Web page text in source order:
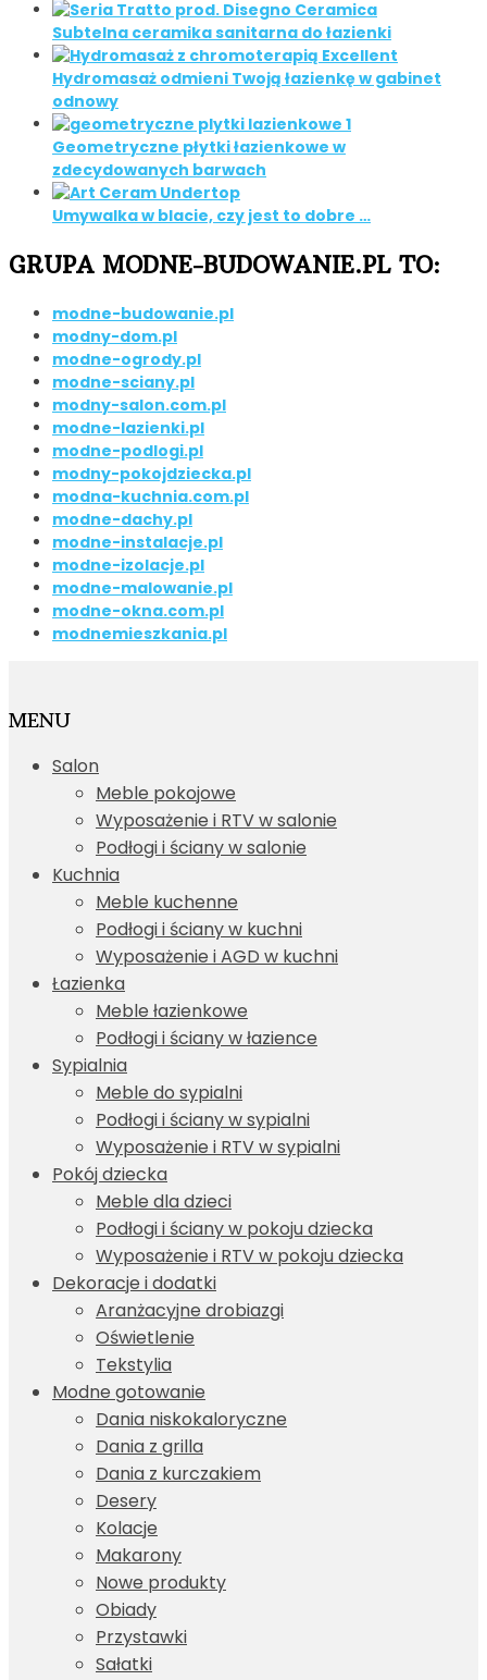
Subtelna ceramika sanitarna do łazienki
Hydromasaż odmieni Twoją łazienkę w gabinet
odnowy
Geometryczne płytki łazienkowe w
zdecydowanych barwach
Umywalka w blacie, czy jest to dobre …
GRUPA MODNE-BUDOWANIE.PL TO:
modne-budowanie.pl
modny-dom.pl
modne-ogrody.pl
modne-sciany.pl
modny-salon.com.pl
modne-lazienki.pl
modne-podlogi.pl
modny-pokojdziecka.pl
modna-kuchnia.com.pl
modne-dachy.pl
modne-instalacje.pl
modne-izolacje.pl
modne-malowanie.pl
modne-okna.com.pl
modnemieszkania.pl
MENU
Salon
Meble pokojowe
Wyposażenie i RTV w salonie
Podłogi i ściany w salonie
Kuchnia
Meble kuchenne
Podłogi i ściany w kuchni
Wyposażenie i AGD w kuchni
Łazienka
Meble łazienkowe
Podłogi i ściany w łazience
Sypialnia
Meble do sypialni
Podłogi i ściany w sypialni
Wyposażenie i RTV w sypialni
Pokój dziecka
Meble dla dzieci
Podłogi i ściany w pokoju dziecka
Wyposażenie i RTV w pokoju dziecka
Dekoracje i dodatki
Aranżacyjne drobiazgi
Oświetlenie
Tekstylia
Modne gotowanie
Dania niskokaloryczne
Dania z grilla
Dania z kurczakiem
Desery
Kolacje
Makarony
Nowe produkty
Obiady
Przystawki
Sałatki